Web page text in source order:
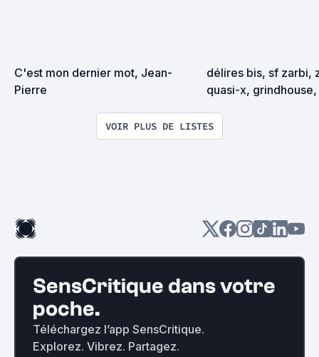
C'est mon dernier mot, Jean-
Pierre
délires bis, sf zarbi,
quasi-x,
VOIR PLUS DE LISTES
SensCritique dans votre
poche.
Téléchargez l’app SensCritique.
Explorez. Vibrez. Partagez.